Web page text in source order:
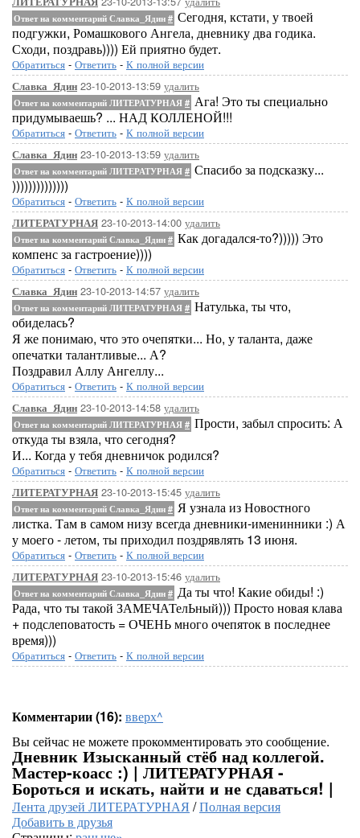
Ответ на комментарий Славка_Ядин # Сегодня, кстати, у твоей
подгужки, Ромашкового Ангела, дневнику два годика.
Сходи, поздравь)))) Ей приятно будет.
Обратиться - Ответить - К полной версии
Славка_Ядин 23-10-2013-13:59 удалить
Ответ на комментарий ЛИТЕРАТУРНАЯ # Ага! Это ты специально
придумываешь? ... НАД КОЛЛЕНОЙ!!!
Обратиться - Ответить - К полной версии
Славка_Ядин 23-10-2013-13:59 удалить
Ответ на комментарий ЛИТЕРАТУРНАЯ # Спасибо за подсказку...
))))))))))))))
Обратиться - Ответить - К полной версии
ЛИТЕРАТУРНАЯ 23-10-2013-14:00 удалить
Ответ на комментарий Славка_Ядин # Как догадался-то?))))) Это
компенс за гастроение))))
Обратиться - Ответить - К полной версии
Славка_Ядин 23-10-2013-14:57 удалить
Ответ на комментарий ЛИТЕРАТУРНАЯ # Натулька, ты что,
обиделась?
Я же понимаю, что это очепятки... Но, у таланта, даже
опечатки талантливые... А?
Поздравил Аллу Ангеллу...
Обратиться - Ответить - К полной версии
Славка_Ядин 23-10-2013-14:58 удалить
Ответ на комментарий ЛИТЕРАТУРНАЯ # Прости, забыл спросить: А
откуда ты взяла, что сегодня?
И... Когда у тебя дневничок родился?
Обратиться - Ответить - К полной версии
ЛИТЕРАТУРНАЯ 23-10-2013-15:45 удалить
Ответ на комментарий Славка_Ядин # Я узнала из Новостного
листка. Там в самом низу всегда дневники-именинники :) А
у моего - летом, ты приходил поздрявлять 13 июня.
Обратиться - Ответить - К полной версии
ЛИТЕРАТУРНАЯ 23-10-2013-15:46 удалить
Ответ на комментарий Славка_Ядин # Да ты что! Какие обиды! :)
Рада, что ты такой ЗАМЕЧАТелЬный))) Просто новая клава
+ подслеповатость = ОЧЕНЬ много очепяток в последнее
время)))
Обратиться - Ответить - К полной версии
Комментарии (16): вверх^
Вы сейчас не можете прокомментировать это сообщение.
Дневник Изысканный стёб над коллегой.
Мастер-коасс :) | ЛИТЕРАТУРНАЯ -
Бороться и искать, найти и не сдаваться! |
Лента друзей ЛИТЕРАТУРНАЯ /Полная версия
Добавить в друзья